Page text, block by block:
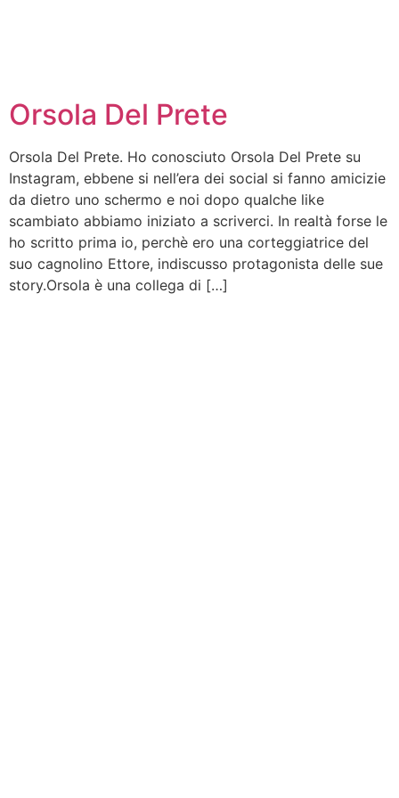
Orsola Del Prete
Orsola Del Prete. Ho conosciuto Orsola Del Prete su
Instagram, ebbene si nell’era dei social si fanno amicizie
da dietro uno schermo e noi dopo qualche like
scambiato abbiamo iniziato a scriverci. In realtà forse le
ho scritto prima io, perchè ero una corteggiatrice del
suo cagnolino Ettore, indiscusso protagonista delle sue
story.Orsola è una collega di […]